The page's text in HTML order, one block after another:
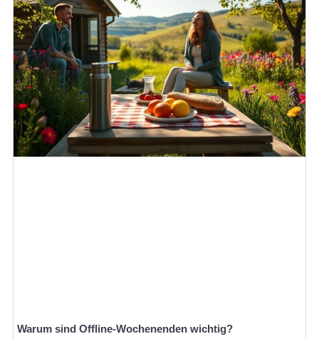
Warum sind Offline-Wochenenden wichtig?